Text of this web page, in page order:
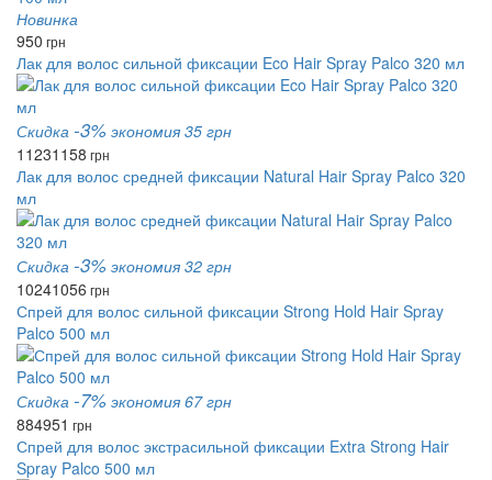
Новинка
950 грн
Лак для волос сильной фиксации Eco Hair Spray Palco 320 мл
Скидка -3% экономия 35 грн
11231158 грн
Лак для волос средней фиксации Natural Hair Spray Palco 320
мл
Скидка -3% экономия 32 грн
10241056 грн
Спрей для волос сильной фиксации Strong Hold Hair Spray
Palco 500 мл
Скидка -7% экономия 67 грн
884951 грн
Спрей для волос экстрасильной фиксации Extra Strong Hair
Spray Palco 500 мл